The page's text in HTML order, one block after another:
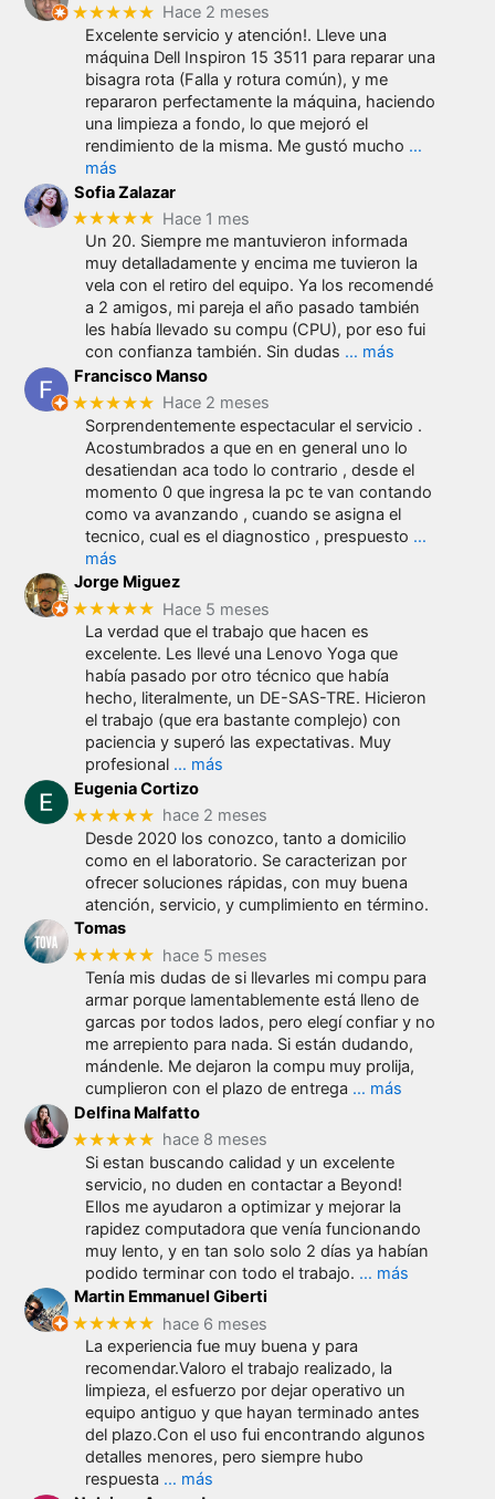
★★★★★ Hace 2 meses
Excelente servicio y atención!. Lleve una
máquina Dell Inspiron 15 3511 para reparar una
bisagra rota (Falla y rotura común), y me
repararon perfectamente la máquina, haciendo
una limpieza a fondo, lo que mejoró el
rendimiento de la misma. Me gustó mucho …
más
Sofia Zalazar
★★★★★ Hace 1 mes
Un 20. Siempre me mantuvieron informada
muy detalladamente y encima me tuvieron la
vela con el retiro del equipo. Ya los recomendé
a 2 amigos, mi pareja el año pasado también
les había llevado su compu (CPU), por eso fui
con confianza también. Sin dudas … más
Francisco Manso
★★★★★ Hace 2 meses
Sorprendentemente espectacular el servicio .
Acostumbrados a que en en general uno lo
desatiendan aca todo lo contrario , desde el
momento 0 que ingresa la pc te van contando
como va avanzando , cuando se asigna el
tecnico, cual es el diagnostico , prespuesto …
más
Jorge Miguez
★★★★★ Hace 5 meses
La verdad que el trabajo que hacen es
excelente. Les llevé una Lenovo Yoga que
había pasado por otro técnico que había
hecho, literalmente, un DE-SAS-TRE. Hicieron
el trabajo (que era bastante complejo) con
paciencia y superó las expectativas. Muy
profesional … más
Eugenia Cortizo
★★★★★ hace 2 meses
Desde 2020 los conozco, tanto a domicilio
como en el laboratorio. Se caracterizan por
ofrecer soluciones rápidas, con muy buena
atención, servicio, y cumplimiento en término.
Tomas
★★★★★ hace 5 meses
Tenía mis dudas de si llevarles mi compu para
armar porque lamentablemente está lleno de
garcas por todos lados, pero elegí confiar y no
me arrepiento para nada. Si están dudando,
mándenle. Me dejaron la compu muy prolija,
cumplieron con el plazo de entrega … más
Delfina Malfatto
★★★★★ hace 8 meses
Si estan buscando calidad y un excelente
servicio, no duden en contactar a Beyond!
Ellos me ayudaron a optimizar y mejorar la
rapidez computadora que venía funcionando
muy lento, y en tan solo solo 2 días ya habían
podido terminar con todo el trabajo. … más
Martin Emmanuel Giberti
★★★★★ hace 6 meses
La experiencia fue muy buena y para
recomendar.Valoro el trabajo realizado, la
limpieza, el esfuerzo por dejar operativo un
equipo antiguo y que hayan terminado antes
del plazo.Con el uso fui encontrando algunos
detalles menores, pero siempre hubo
respuesta … más